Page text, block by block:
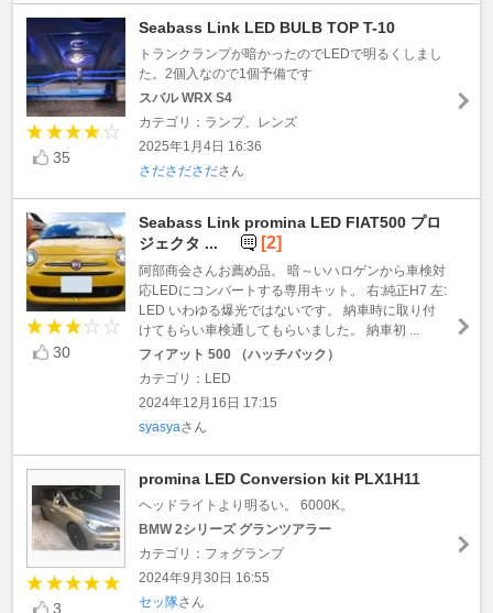
35
Seabass Link LED BULB TOP T-10
トランクランプが暗かったのでLEDで明るくしまし
た。2個入なので1個予備です
スバル WRX S4
カテゴリ：ランプ、レンズ
2025年1月4日 16:36
さださださださん
30
Seabass Link promina LED FIAT500 プロ
ジェクタ ...
[2]
阿部商会さんお薦め品。 暗～いハロゲンから車検対
応LEDにコンバートする専用キット。 右:純正H7 左:
LED いわゆる爆光ではないです。 納車時に取り付
けてもらい車検通してもらいました。 納車初 ...
フィアット 500 （ハッチバック）
カテゴリ：LED
2024年12月16日 17:15
syasyaさん
3
promina LED Conversion kit PLX1H11
ヘッドライトより明るい。 6000K。
BMW 2シリーズ グランツアラー
カテゴリ：フォグランプ
2024年9月30日 16:55
セッ隊さん